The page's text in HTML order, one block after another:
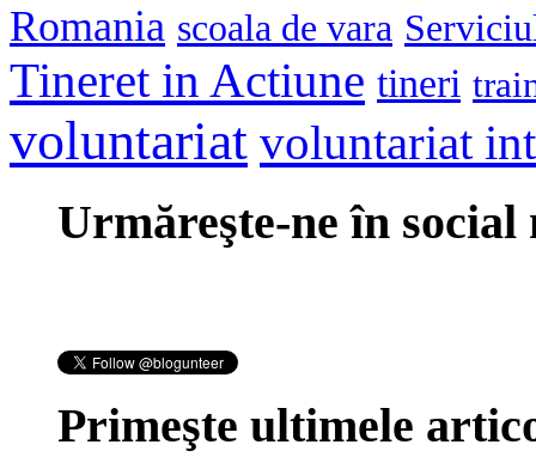
Romania scoala de vara
Tineret in Actiune tineri
voluntariat voluntariat
Urmăreşte-ne în social
Primeşte ultimele